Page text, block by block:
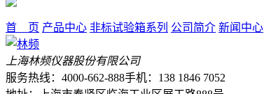
首 页 产品中心 非标试验箱系列 公司简介 新闻中心
上海林频仪器股份有限公司
服务热线：4000-662-888手机：138 1846 7052